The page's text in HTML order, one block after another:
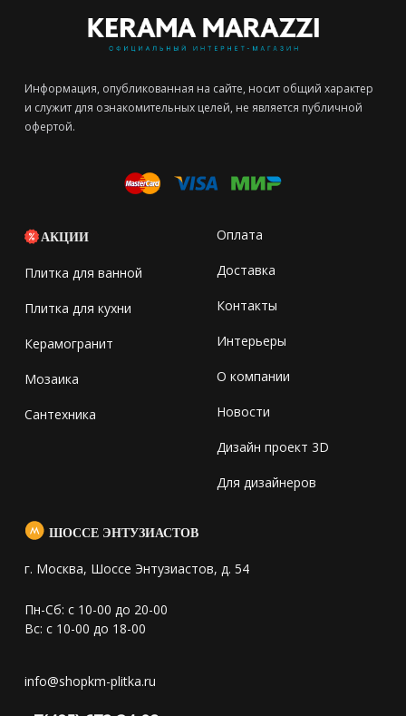
Информация, опубликованная на сайте, носит общий характер
и служит для ознакомительных целей, не является публичной
офертой.
АКЦИИ
Плитка для ванной
Плитка для кухни
Керамогранит
Мозаика
Сантехника
Оплата
Доставка
Контакты
Интерьеры
О компании
Новости
Дизайн проект 3D
Для дизайнеров
ШОССЕ ЭНТУЗИАСТОВ
г. Москва, Шоссе Энтузиастов, д. 54
Пн-Сб: с 10-00 до 20-00
Вс: с 10-00 до 18-00
info@shopkm-plitka.ru